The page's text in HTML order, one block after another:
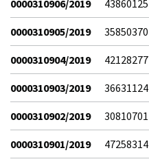
0000310906/2019 43860125
0000310905/2019 35850370
0000310904/2019 42128277
0000310903/2019 36631124
0000310902/2019 30810701
0000310901/2019 47258314